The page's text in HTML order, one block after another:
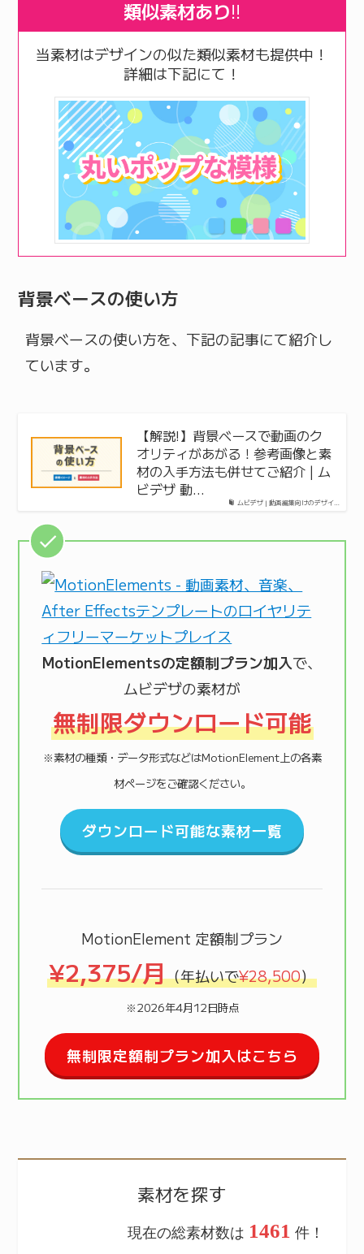
類似素材あり!!
当素材はデザインの似た類似素材も提供中！
詳細は下記にて！
背景ベースの使い方
背景ベースの使い方を、下記の記事にて紹介し
ています。
ムビデザ | 動画編集向けのデザイ…
【解説!】背景ベースで動画のク
オリティがあがる！参考画像と素
材の入手方法も併せてご紹介 | ム
ビデザ 動…
MotionElementsの定額制プラン加入で、
ムビデザの素材が
無制限ダウンロード可能
※素材の種類・データ形式などはMotionElement上の各素
材ページをご確認ください。
ダウンロード可能な素材一覧
MotionElement 定額制プラン
¥2,375/月（年払いで¥28,500）
※2026年4月12日時点
無制限定額制プラン加入はこちら
素材を探す
現在の総素材数は 1461 件！